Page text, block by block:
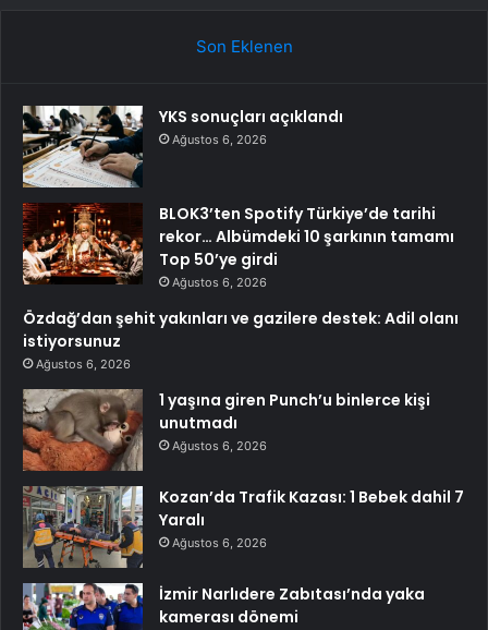
Son Eklenen
YKS sonuçları açıklandı
Ağustos 6, 2026
BLOK3’ten Spotify Türkiye’de tarihi
rekor… Albümdeki 10 şarkının tamamı
Top 50’ye girdi
Ağustos 6, 2026
Özdağ’dan şehit yakınları ve gazilere destek: Adil olanı
istiyorsunuz
Ağustos 6, 2026
1 yaşına giren Punch’u binlerce kişi
unutmadı
Ağustos 6, 2026
Kozan’da Trafik Kazası: 1 Bebek dahil 7
Yaralı
Ağustos 6, 2026
İzmir Narlıdere Zabıtası’nda yaka
kamerası dönemi